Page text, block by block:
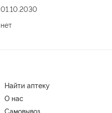
01.10.2030
нет
Найти аптеку
О нас
Самовывоз